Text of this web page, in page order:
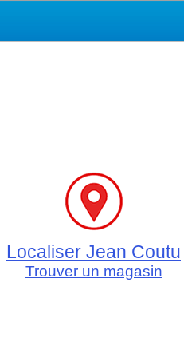
Localiser Jean Coutu
Trouver un magasin